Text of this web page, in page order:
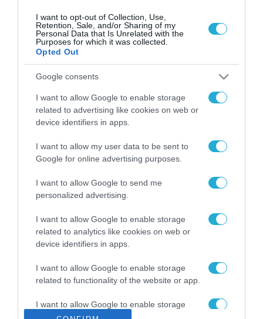
I want to opt-out of Collection, Use,
Retention, Sale, and/or Sharing of my
Personal Data that Is Unrelated with the
Purposes for which it was collected.
Opted Out
Google consents
I want to allow Google to enable storage
related to advertising like cookies on web or
device identifiers in apps.
I want to allow my user data to be sent to
Google for online advertising purposes.
I want to allow Google to send me
personalized advertising.
I want to allow Google to enable storage
related to analytics like cookies on web or
device identifiers in apps.
I want to allow Google to enable storage
related to functionality of the website or app.
I want to allow Google to enable storage
related to personalization.
ΡΟΗ ΕΙΔΗΣΕΩΝ
Το χρηματοδοτούμενο
από την ΕΕ έργο “The
Gaming Police”
ενισχύει την ασφάλεια
των παιδιών στο
διαδίκτυο
31.07.2026
ΑΑΔΕ: Διευκρινίσεις
για τα πρόστιμα σε
αφορούν τους ΦΗΜ
Σ. Καλαφάτης: «Η
Τεχνητή Νοημοσύνη
δεν είναι απλώς μια
μια νέα βιομηχανική
επανάσταση»
Νέος οδηγός του ΕΚΤ
των ελληνικών